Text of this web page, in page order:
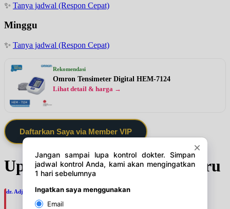
✨ Tanya jadwal (Respon Cepat)
Minggu
✨ Tanya jadwal (Respon Cepat)
Rekomendasi
Omron Tensimeter Digital HEM-7124
Lihat detail & harga →
Daftarkan Saya via Member VIP
Update Jadwal Dokter terbaru
dr. Adji Suprajitno, SpPD